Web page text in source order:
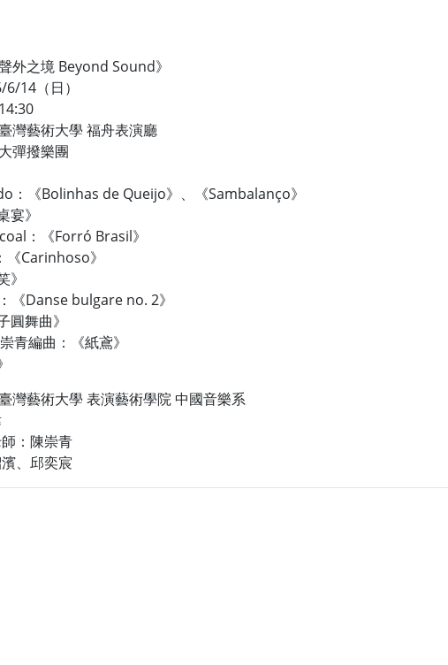
外之境 Beyond Sound》
14（日）
灣藝術大學 福舟表演廳
彈撥樂團
：《Bolinhas de Queijo》、《Sambalanço》
宴》
：《Forró Brasil》
Carinhoso》
》
《Danse bulgare no. 2》
圓舞曲》
青編曲：《紙鳶》
灣藝術大學 表演藝術學院 中國音樂系
：陳崇青
、邱奕宸